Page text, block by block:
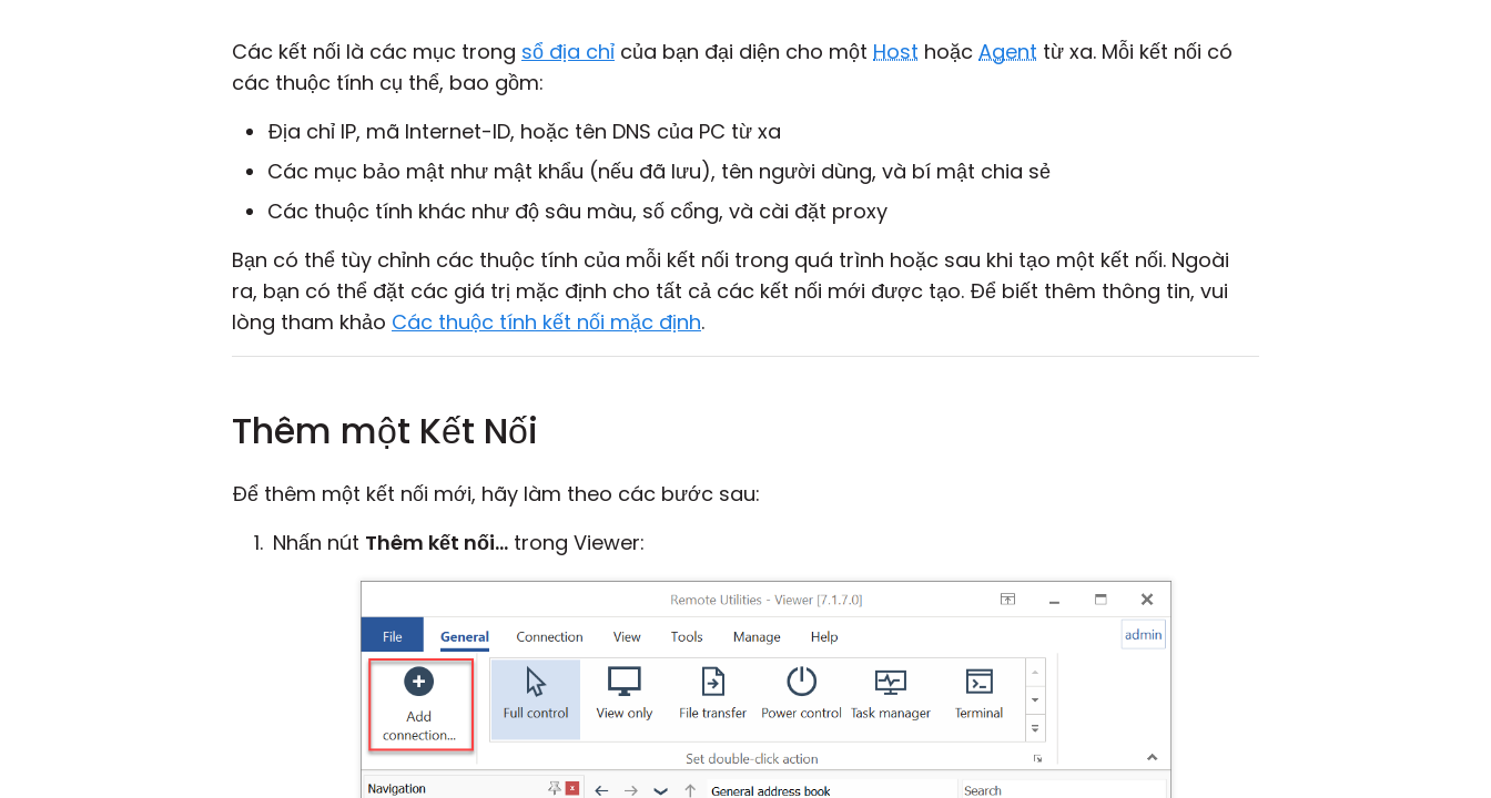
Các kết nối là các mục trong sổ địa chỉ của bạn đại diện cho một Host hoặc Agent từ xa. Mỗi kết nối có
các thuộc tính cụ thể, bao gồm:
Địa chỉ IP, mã Internet-ID, hoặc tên DNS của PC từ xa
Các mục bảo mật như mật khẩu (nếu đã lưu), tên người dùng, và bí mật chia sẻ
Các thuộc tính khác như độ sâu màu, số cổng, và cài đặt proxy
Bạn có thể tùy chỉnh các thuộc tính của mỗi kết nối trong quá trình hoặc sau khi tạo một kết nối. Ngoài
ra, bạn có thể đặt các giá trị mặc định cho tất cả các kết nối mới được tạo. Để biết thêm thông tin, vui
lòng tham khảo Các thuộc tính kết nối mặc định.
Thêm một Kết Nối
Để thêm một kết nối mới, hãy làm theo các bước sau:
Nhấn nút Thêm kết nối... trong Viewer: